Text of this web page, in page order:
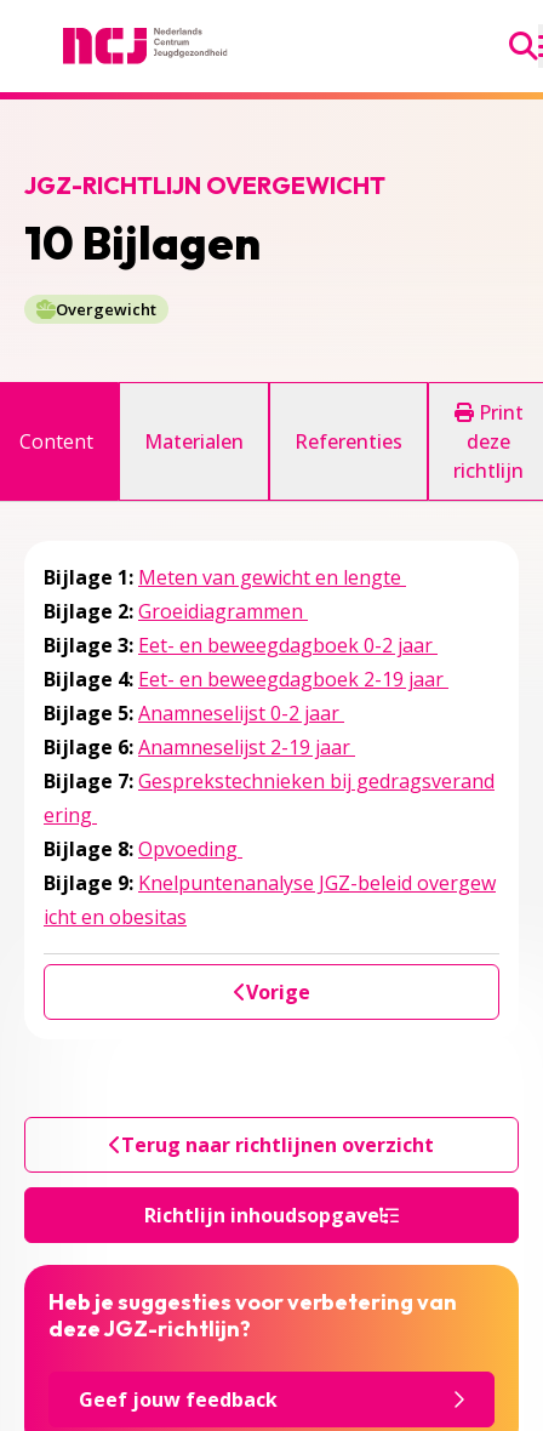
10 Bijlagen
JGZ-RICHTLIJN OVERGEWICHT
Overgewicht
Richtlijn inhoudsopgave
Content Materialen Referenties
Print
deze
richtlijn
Bijlage 1: Meten van gewicht en lengte
Bijlage 2:Groeidiagrammen
Bijlage 3: Eet- en beweegdagboek 0-2 jaar
Bijlage 4: Eet- en beweegdagboek 2-19 jaar
Bijlage 5:Anamneselijst 0-2 jaar
Bijlage 6:Anamneselijst 2-19 jaar
Bijlage 7:Gesprekstechnieken bij gedragsverand
ering
Bijlage 8:Opvoeding
Bijlage 9: Knelpuntenanalyse JGZ-beleid overgew
icht en obesitas
Vorige
Terug naar richtlijnen overzicht
Heb je suggesties voor verbetering van
deze JGZ-richtlijn?
Geef jouw feedback